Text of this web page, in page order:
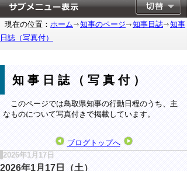
現在の位置： ホーム 知事のページ 知事日誌
知事
日誌（写真付）
知事日誌（写真付）
このページでは鳥取県知事の行動日程のうち、主
なものについて写真付きで掲載しています。
ブログトップへ
2026年1月17日
2026年1月17日（土）